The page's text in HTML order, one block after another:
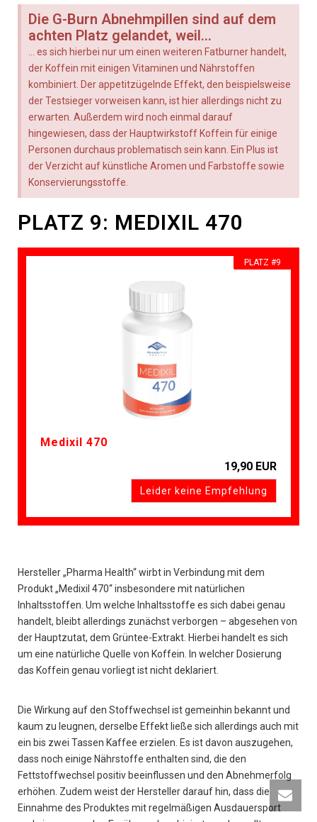
Die G-Burn Abnehmpillen sind auf dem
achten Platz gelandet, weil...
... es sich hierbei nur um einen weiteren Fatburner handelt,
der Koffein mit einigen Vitaminen und Nährstoffen
kombiniert. Der appetitzügelnde Effekt, den beispielsweise
der Testsieger vorweisen kann, ist hier allerdings nicht zu
erwarten. Außerdem wird noch einmal darauf
hingewiesen, dass der Hauptwirkstoff Koffein für einige
Personen durchaus problematisch sein kann. Ein Plus ist
der Verzicht auf künstliche Aromen und Farbstoffe sowie
Konservierungsstoffe.
PLATZ 9: MEDIXIL 470
PLATZ #9
Medixil 470
19,90 EUR
Leider keine Empfehlung
Hersteller „Pharma Health“ wirbt in Verbindung mit dem
Produkt „Medixil 470“ insbesondere mit natürlichen
Inhaltsstoffen. Um welche Inhaltsstoffe es sich dabei genau
handelt, bleibt allerdings zunächst verborgen – abgesehen von
der Hauptzutat, dem Grüntee-Extrakt. Hierbei handelt es sich
um eine natürliche Quelle von Koffein. In welcher Dosierung
das Koffein genau vorliegt ist nicht deklariert.
Die Wirkung auf den Stoffwechsel ist gemeinhin bekannt und
kaum zu leugnen, derselbe Effekt ließe sich allerdings auch mit
ein bis zwei Tassen Kaffee erzielen. Es ist davon auszugehen,
dass noch einige Nährstoffe enthalten sind, die den
Fettstoffwechsel positiv beeinflussen und den Abnehmerfolg
erhöhen. Zudem weist der Hersteller darauf hin, dass die
Einnahme des Produktes mit regelmäßigen Ausdauersport